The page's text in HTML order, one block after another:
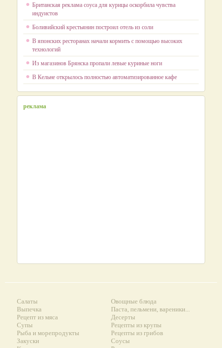
Британская реклама соуса для курицы оскорбила чувства
индуистов
Боливийский крестьянин построил отель из соли
В японских ресторанах начали кормить с помощью высоких
технологий
Из магазинов Брянска пропали левые куриные ноги
В Кельне открылось полностью автоматизированное кафе
реклама
Салаты
Выпечка
Рецепт из мяса
Супы
Рыба и морепродукты
Закуски
Овощные блюда
Паста, пельмени, вареники...
Десерты
Рецепты из крупы
Рецепты из грибов
Соусы